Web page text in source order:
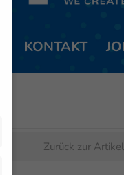
KONTAKT
Zurück zur